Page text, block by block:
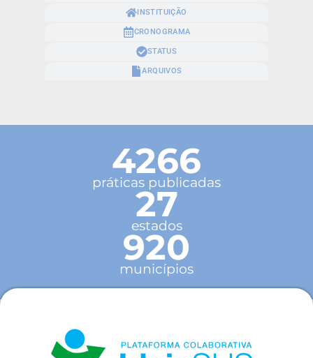
INSTITUIÇÃO
CRONOGRAMA
STATUS
ARQUIVOS
4266
práticas publicadas
27
estados
920
municípios